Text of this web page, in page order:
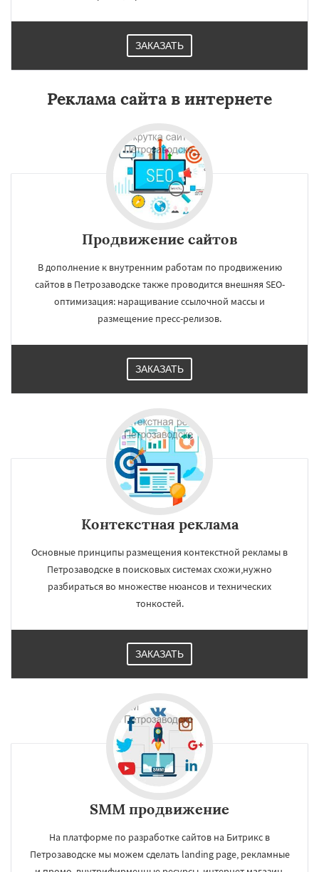
ЗАКАЗАТЬ
Реклама сайта в интернете
Продвижение сайтов
В дополнение к внутренним работам по продвижению
сайтов в Петрозаводске также проводится внешняя SEO-
оптимизация: наращивание ссылочной массы и
размещение пресс-релизов.
ЗАКАЗАТЬ
Контекстная реклама
Основные принципы размещения контекстной рекламы в
Петрозаводске в поисковых системах схожи,нужно
разбираться во множестве нюансов и технических
тонкостей.
ЗАКАЗАТЬ
SMM продвижение
На платформе по разработке сайтов на Битрикс в
Петрозаводске мы можем сделать landing page, рекламные